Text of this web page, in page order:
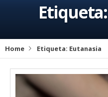
Etiqueta:
Home Etiqueta: Eutanasia